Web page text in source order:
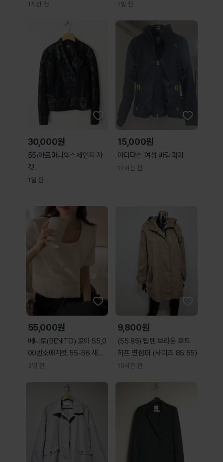
1시간 전 1일 전
30,000원
55/아르마니익스체인지 자
켓
1일 전
15,000원
아디다스 여성 바람막이
12시간 전
55,000원
베니토(BENITO) 로아 55,0
00반소매자켓 55-66 새상
품
3일 전
9,800원
(55 85) 탑텐 브라운 후드
하프 면점퍼 (사이즈 85 55)
10시간 전